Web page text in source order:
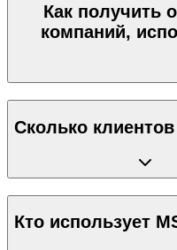
Как получить
компаний,
Сколько
Кто использует